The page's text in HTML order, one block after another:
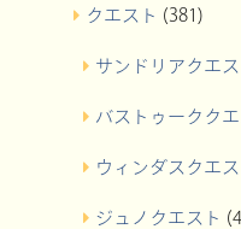
クエスト (381)
サンドリアクエス
バストゥーククエ
ウィンダスクエス
ジュノクエスト